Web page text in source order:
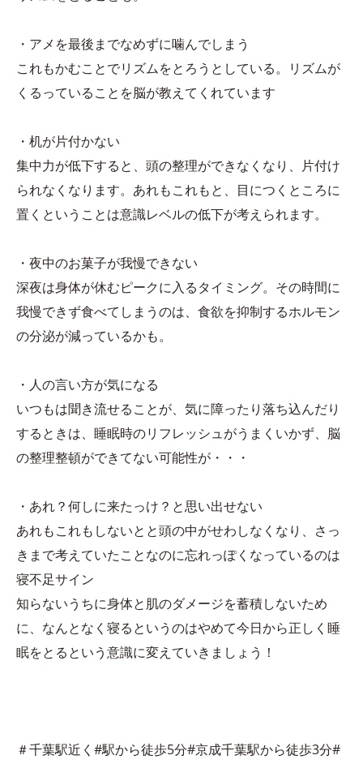
・アメを最後までなめずに噛んでしまう
これもかむことでリズムをとろうとしている。リズムが
くるっていることを脳が教えてくれています
・机が片付かない
集中力が低下すると、頭の整理ができなくなり、片付け
られなくなります。あれもこれもと、目につくところに
置くということは意識レベルの低下が考えられます。
・夜中のお菓子が我慢できない
深夜は身体が休むピークに入るタイミング。その時間に
我慢できず食べてしまうのは、食欲を抑制するホルモン
の分泌が減っているかも。
・人の言い方が気になる
いつもは聞き流せることが、気に障ったり落ち込んだり
するときは、睡眠時のリフレッシュがうまくいかず、脳
の整理整頓ができてない可能性が・・・
・あれ？何しに来たっけ？と思い出せない
あれもこれもしないとと頭の中がせわしなくなり、さっ
きまで考えていたことなのに忘れっぽくなっているのは
寝不足サイン
知らないうちに身体と肌のダメージを蓄積しないため
に、なんとなく寝るというのはやめて今日から正しく睡
眠をとるという意識に変えていきましょう！
＃千葉駅近く#駅から徒歩5分#京成千葉駅から徒歩3分#